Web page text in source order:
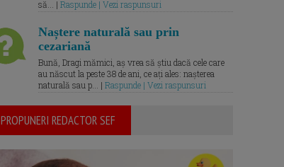
să... | Raspunde | Vezi raspunsuri
Naștere naturală sau prin
cezariană
Bună, Dragi mămici, aș vrea să știu dacă cele care
au născut la peste 38 de ani, ce ați ales: nașterea
naturală sau p... | Raspunde | Vezi raspunsuri
PROPUNERI REDACTOR SEF